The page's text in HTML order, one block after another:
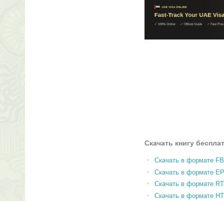
Скачать книгу
Скачать в формате
Скачать в формате
Скачать в формате
Скачать в формате